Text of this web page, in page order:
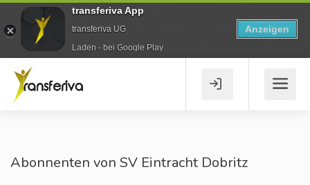
Abonnenten von SV Eintracht Dobritz
transferiva App
transferiva UG
Laden - bei Google Play
Anzeigen